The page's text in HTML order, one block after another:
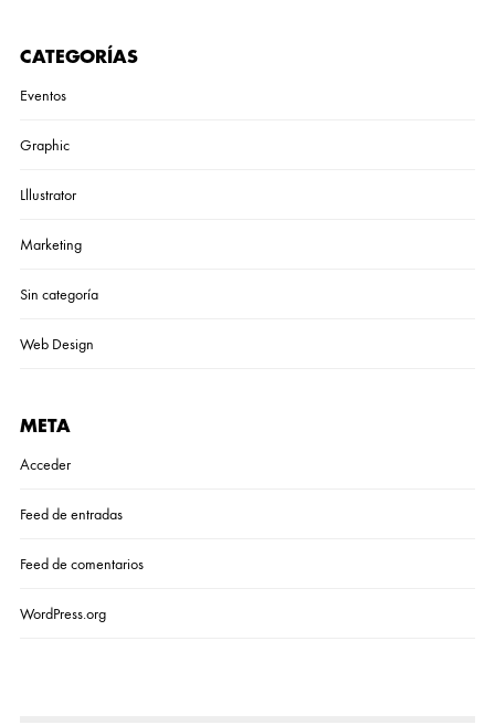
CATEGORÍAS
Eventos
Graphic
Lllustrator
Marketing
Sin categoría
Web Design
META
Acceder
Feed de entradas
Feed de comentarios
WordPress.org